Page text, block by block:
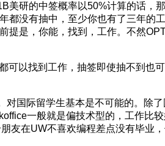
美研的中签概率以50%计算的话，
都没有抽中，至少你也有了三年的
提是，你能，找到，工作。不然
可以找到工作，抽签即使抽不到也
对国际留学生基本是不可能的。除
一般就是偏技术型的，工作比
友在UW不喜欢编程差点没有毕业